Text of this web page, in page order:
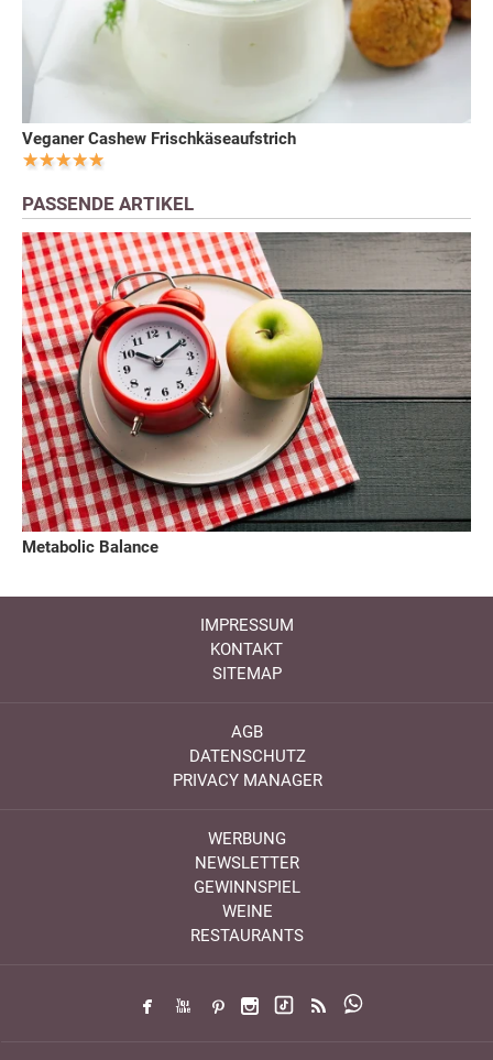
Veganer Cashew Frischkäseaufstrich
PASSENDE ARTIKEL
Metabolic Balance
IMPRESSUM
KONTAKT
SITEMAP
AGB
DATENSCHUTZ
PRIVACY MANAGER
WERBUNG
NEWSLETTER
GEWINNSPIEL
WEINE
RESTAURANTS